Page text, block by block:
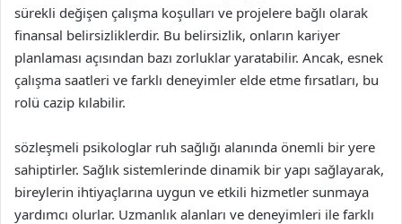
sürekli değişen çalışma koşulları ve projelere bağlı olarak
finansal belirsizliklerdir. Bu belirsizlik, onların kariyer
planlaması açısından bazı zorluklar yaratabilir. Ancak, esnek
çalışma saatleri ve farklı deneyimler elde etme fırsatları, bu
rolü cazip kılabilir.
sözleşmeli psikologlar ruh sağlığı alanında önemli bir yere
sahiptirler. Sağlık sistemlerinde dinamik bir yapı sağlayarak,
bireylerin ihtiyaçlarına uygun ve etkili hizmetler sunmaya
yardımcı olurlar. Uzmanlık alanları ve deneyimleri ile farklı